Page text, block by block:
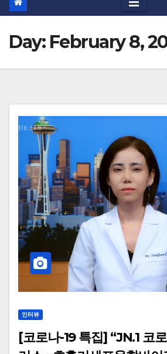
Day: February 8,
인터뷰
[코로나-19 특집] “JN.1 코